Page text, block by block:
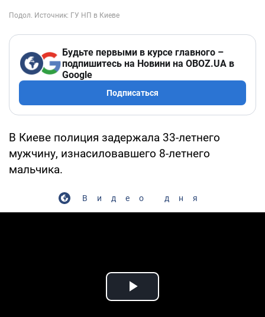
Будьте первыми в курсе главного –
подпишитесь на Новини на OBOZ.UA в
Google
Подписаться
В Киеве полиция задержала 33-летнего
мужчину, изнасиловавшего 8-летнего
мальчика.
Видео дня
Play Video